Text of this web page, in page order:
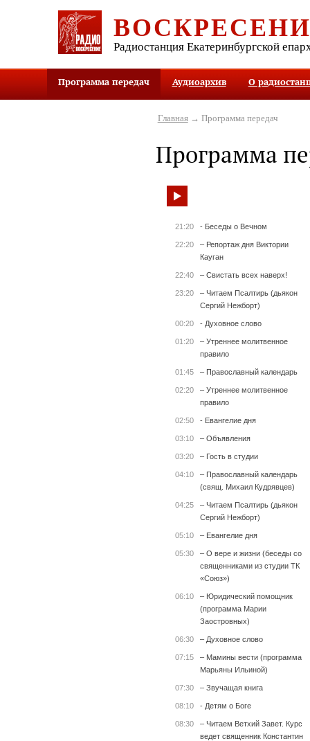
Радиостанция Екатеринбургской
Программа передач Аудиоархив О
Главная→ Программа передач
Программа
21:20 - Беседы о Вечном
22:20
– Репортаж дня Виктории
Кауган
22:40 – Свистать всех наверх!
23:20
– Читаем Псалтирь (дьякон
Сергий Нежборт)
00:20 - Духовное слово
01:20
– Утреннее молитвенное
правило
01:45 – Православный календарь
02:20
– Утреннее молитвенное
правило
02:50 - Евангелие дня
03:10 – Объявления
03:20 – Гость в студии
04:10
– Православный календарь
(свящ. Михаил Кудрявцев)
04:25
– Читаем Псалтирь (дьякон
Сергий Нежборт)
05:10 – Евангелие дня
05:30
– О вере и жизни (беседы со
священниками из студии ТК
«Союз»)
06:10
– Юридический помощник
(программа Марии
Заостровных)
06:30 – Духовное слово
07:15
– Мамины вести (программа
Марьяны Ильиной)
07:30 – Звучащая книга
08:10 - Детям о Боге
08:30
– Читаем Ветхий Завет. Курс
ведет священник Константин